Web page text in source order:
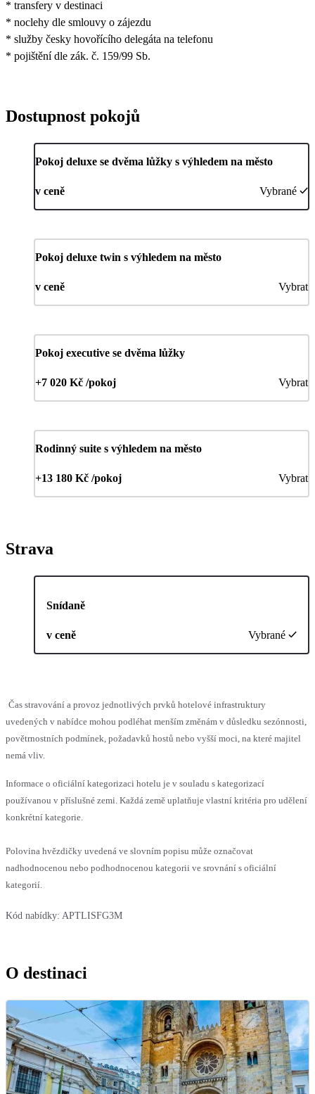
* transfery v destinaci
* noclehy dle smlouvy o zájezdu
* služby česky hovořícího delegáta na telefonu
* pojištění dle zák. č. 159/99 Sb.
Dostupnost pokojů
Pokoj deluxe se dvěma lůžky s výhledem na město
v ceně Vybrané
Pokoj deluxe twin s výhledem na město
v ceně Vybrat
Pokoj executive se dvěma lůžky
+7 020 Kč /pokoj Vybrat
Rodinný suite s výhledem na město
+13 180 Kč /pokoj Vybrat
Strava
Snídaně
v ceně Vybrané
Čas stravování a provoz jednotlivých prvků hotelové infrastruktury
uvedených v nabídce mohou podléhat menším změnám v důsledku sezónnosti,
povětrnostních podmínek, požadavků hostů nebo vyšší moci, na které majitel
nemá vliv.
Informace o oficiální kategorizaci hotelu je v souladu s kategorizací
používanou v příslušné zemi. Každá země uplatňuje vlastní kritéria pro udělení
konkrétní kategorie.
Polovina hvězdičky uvedená ve slovním popisu může označovat
nadhodnocenou nebo podhodnocenou kategorii ve srovnání s oficiální
kategorií.
Kód nabídky: APTLISFG3M
O destinaci